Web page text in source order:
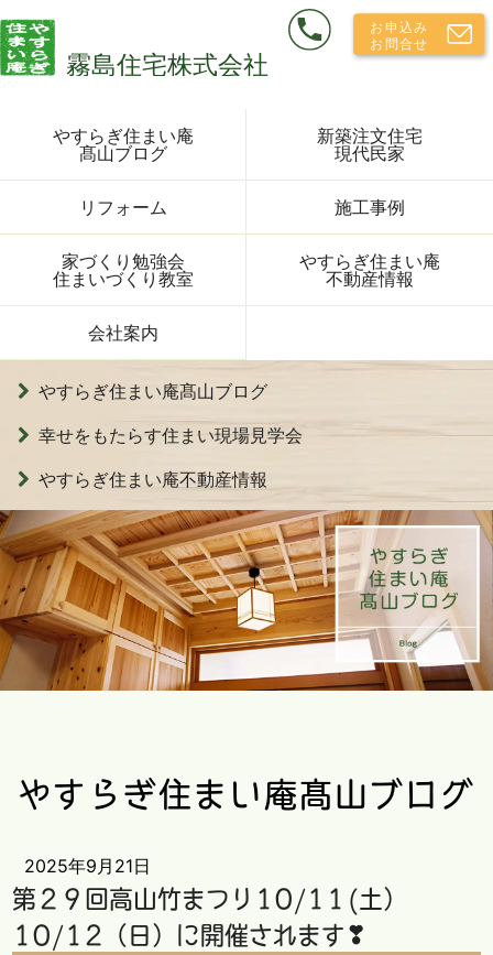
やすらぎ住まい庵
髙山ブログ
新築注文住宅
現代民家
リフォーム 施工事例
家づくり勉強会
住まいづくり教室
やすらぎ住まい庵
不動産情報
会社案内
やすらぎ住まい庵髙山ブログ
幸せをもたらす住まい現場見学会
やすらぎ住まい庵不動産情報
やすらぎ住まい庵髙山ブログ
2025年9月21日
第２９回高山竹まつり10/11(土）
10/12（日）に開催されます❣